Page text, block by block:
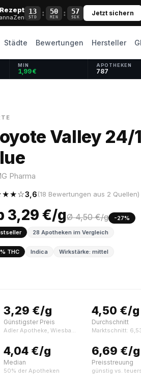
13
STD : 50
MIN : 57
SEK Jetzt sichern
Städte Bewertungen Hersteller
MIN
1,99 €
APOTHEKEN
787
Valley 24/
Pharma
3,6(18 Bewertungen aus 2 Quellen)
3,29 €/gØ 4,50 €/g
-27%
28 Apotheken im Vergleich
THC Indica Wirkstärke: mittel
3,29 €/g
Günstigster Preis
Adler Apotheke, Wiesbaden
4,50 €/g
Durchschnitt
Marktschnitt:
4,04 €/g
Median
50% der Apotheken
6,69 €/g
Preisstreuung
günstig vs.